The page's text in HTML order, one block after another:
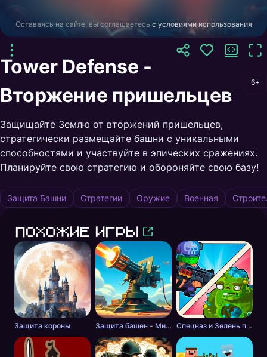
Оставаясь на сайте, вы соглашаетесь с условиями использования
Tower Defense -
Вторжение пришельцев
6+
Защищайте Землю от вторжений пришельцев,
стратегически размещайте башни с уникальными
способностями и участвуйте в эпических сражениях.
Планируйте свою стратегию и обороняйте свою базу!
Защита Башни Стратегии Оружие Военная
Похожие игры
Защита короны Защита башен - Мировая война Спецназ и Зелень против Зомби